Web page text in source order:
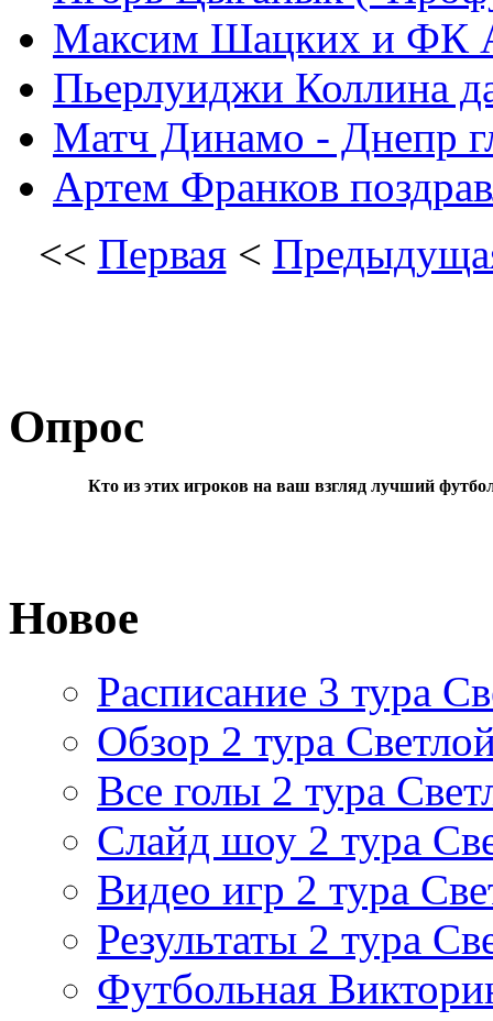
Максим Шацких и ФК
Пьерлуиджи Коллина
Матч Динамо - Днепр
Артем Франков
<< Первая<
Опрос
Кто из этих игроков на ваш взгляд лучший
Новое
Расписание 3 тура
Обзор 2 тура
Все голы 2 тура
Слайд шоу 2 тура
Видео игр 2 тура
Результаты 2 тура
Футбольная